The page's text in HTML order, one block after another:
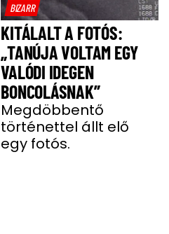
BIZARR
KITÁLALT A FOTÓS:
„TANÚJA VOLTAM EGY
VALÓDI IDEGEN
BONCOLÁSNAK”
Megdöbbentő
történettel állt elő
egy fotós.